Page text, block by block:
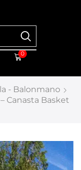
0
- Balonmano
Canasta Basket